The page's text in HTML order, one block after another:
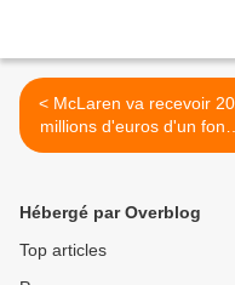
< McLaren va recevoir 202
millions d'euros d'un fonds
américain
Hébergé par Overblog
Top articles